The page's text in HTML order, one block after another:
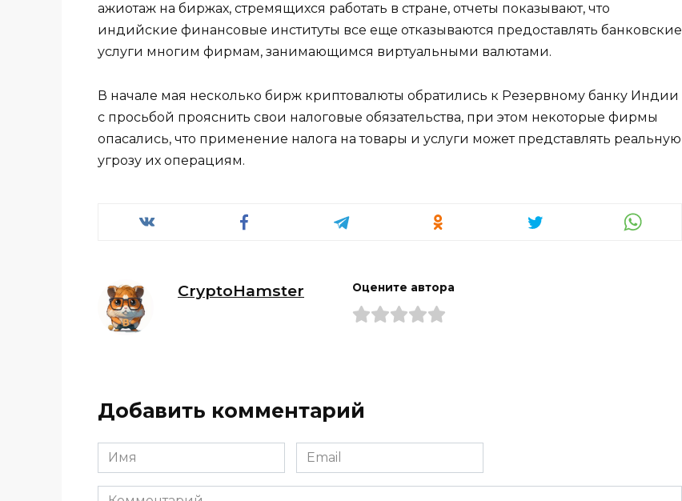
ажиотаж на биржах, стремящихся работать в стране, отчеты показывают, что
индийские финансовые институты все еще отказываются предоставлять банковские
услуги многим фирмам, занимающимся виртуальными валютами.
В начале мая несколько бирж криптовалюты обратились к Резервному банку Индии
с просьбой прояснить свои налоговые обязательства, при этом некоторые фирмы
опасались, что применение налога на товары и услуги может представлять реальную
угрозу их операциям.
CryptoHamster Оцените автора
Добавить комментарий
Имя
*
Email
*
Комментарий